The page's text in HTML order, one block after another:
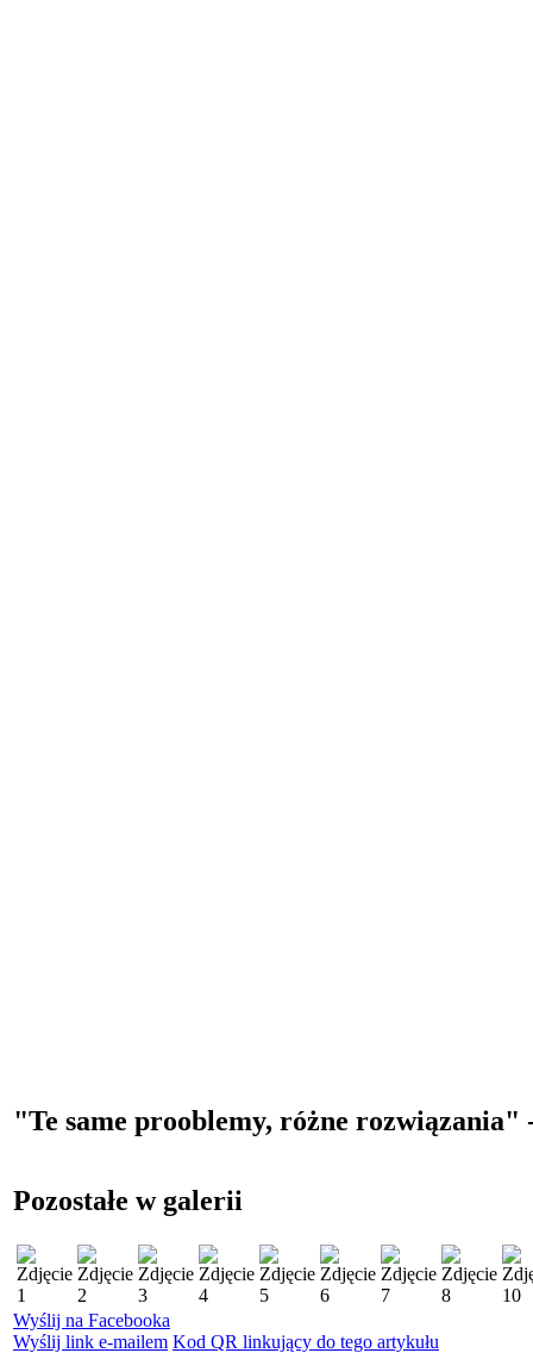
"Te same prooblemy, różne rozwiązania"
Pozostałe w galerii
Wyślij na Facebooka
Wyślij link e-mailem Kod QR linkujący do tego artykułu